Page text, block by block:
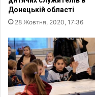
з
н
и
ц
і
з
а
п
о
л
е
н
я
д
о
х
р
Донецькій області
28 Жовтня, 2020, 17:36